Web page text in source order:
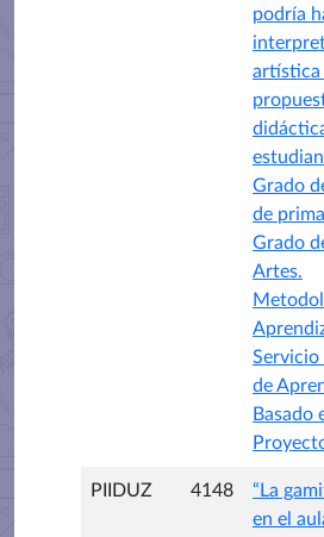
podría
artística
Grado
de
Grado
Artes.
de
Basado
PIIDUZ 4148
“La
en el